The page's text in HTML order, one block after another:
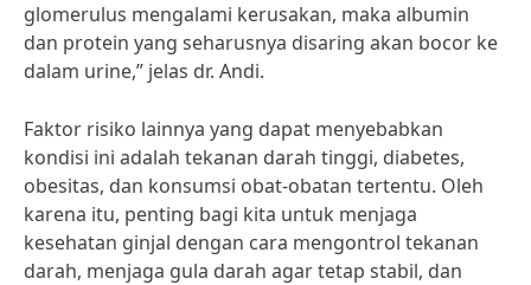
glomerulus mengalami kerusakan, maka albumin
dan protein yang seharusnya disaring akan bocor ke
dalam urine,” jelas dr. Andi.
Faktor risiko lainnya yang dapat menyebabkan
kondisi ini adalah tekanan darah tinggi, diabetes,
obesitas, dan konsumsi obat-obatan tertentu. Oleh
karena itu, penting bagi kita untuk menjaga
kesehatan ginjal dengan cara mengontrol tekanan
darah, menjaga gula darah agar tetap stabil, dan